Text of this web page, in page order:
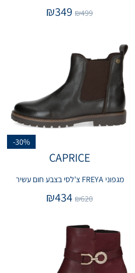
₪499
₪349
-30%
CAPRICE
מגפוני FREYA צ'לסי בצבע חום עשיר
₪620
₪434